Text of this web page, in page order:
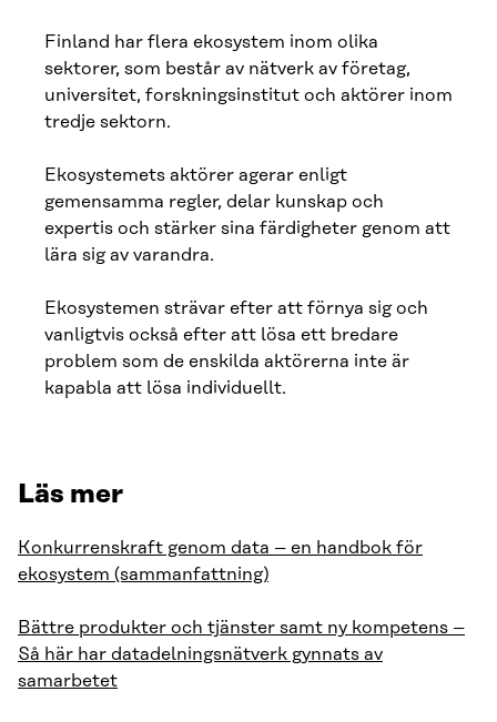
Finland har flera ekosystem inom olika
sektorer, som består av nätverk av företag,
universitet, forskningsinstitut och aktörer inom
tredje sektorn.
Ekosystemets aktörer agerar enligt
gemensamma regler, delar kunskap och
expertis och stärker sina färdigheter genom att
lära sig av varandra.
Ekosystemen strävar efter att förnya sig och
vanligtvis också efter att lösa ett bredare
problem som de enskilda aktörerna inte är
kapabla att lösa individuellt.
Läs mer
Konkurrenskraft genom data – en handbok för
ekosystem (sammanfattning)
Bättre produkter och tjänster samt ny kompetens –
Så här har datadelningsnätverk gynnats av
samarbetet